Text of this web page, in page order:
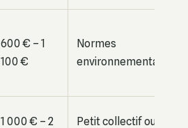
600 € – 1
100 €
Normes
environnementales
1 000 € – 2
Petit collectif ou